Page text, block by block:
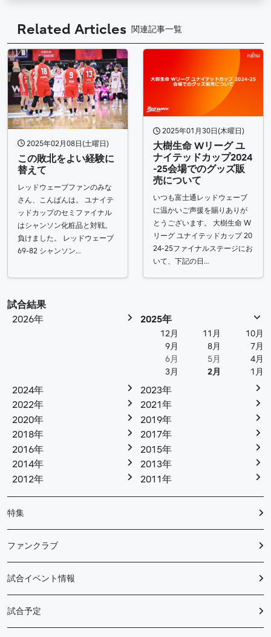
Related Articles 関連記事一覧
2025年02月08日(土曜日)
この敗北をよい経験に
替えて
レッドウェーブファンのみな
さん、こんばんは。 ユナイテ
ッドカップのセミファイナル
はシャンソン化粧品と対戦。
負けました。 レッドウェーブ
69-82 シャンソン…
2025年01月30日(木曜日)
大樹生命 Wリーグ ユ
ナイテッドカップ2024
-25会場でのグッズ販
売について
いつも富士通レッドウェーブ
に温かいご声援を賜りありが
とうございます。 大樹生命 W
リーグ ユナイテッドカップ 20
24-25ファイナルステージにお
いて、下記の日…
試合結果
2026年
2025年
12月 11月
10月
9月
8月
7月
6月
5月
4月
3月
2月 1月
2024年
2023年
2022年
2021年
2020年
2019年
2018年
2017年
2016年
2015年
2014年
2013年
2012年
2011年
特集
ファンクラブ
試合イベント情報
試合予定